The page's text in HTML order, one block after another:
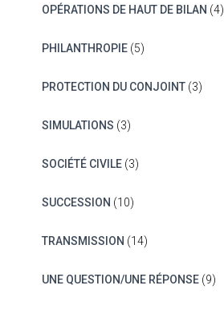
OPÉRATIONS DE HAUT DE BILAN (4)
PHILANTHROPIE(5)
PROTECTION DU CONJOINT(3)
SIMULATIONS (3)
SOCIÉTÉ CIVILE(3)
SUCCESSION (10)
TRANSMISSION (14)
UNE QUESTION/UNE RÉPONSE(9)